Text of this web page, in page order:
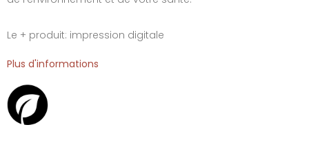
Le + produit: impression digitale
Plus d'informations